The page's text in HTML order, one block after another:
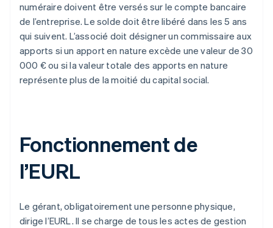
numéraire doivent être versés sur le compte bancaire
de l’entreprise. Le solde doit être libéré dans les 5 ans
qui suivent. L’associé doit désigner un commissaire aux
apports si un apport en nature excède une valeur de 30
000 € ou si la valeur totale des apports en nature
représente plus de la moitié du capital social.
Fonctionnement de
l’EURL
Le gérant, obligatoirement une personne physique,
dirige l’EURL. Il se charge de tous les actes de gestion